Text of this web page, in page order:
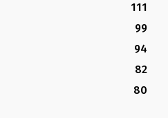
111
99
94
82
80